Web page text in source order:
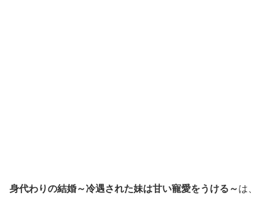
身代わりの結婚～冷遇された妹は甘い寵愛をうける～は、